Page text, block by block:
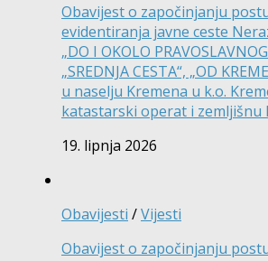
Obavijest o započinjanju
evidentiranja javne ceste
„DO I OKOLO
„SREDNJA CESTA“, „OD
u naselju Kremena u k.o.
katastarski operat i zemljišnu
19. lipnja 2026
Obavijesti /Vijesti
Obavijest o započinjanju